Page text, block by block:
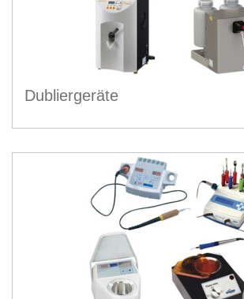
Dubliergeräte